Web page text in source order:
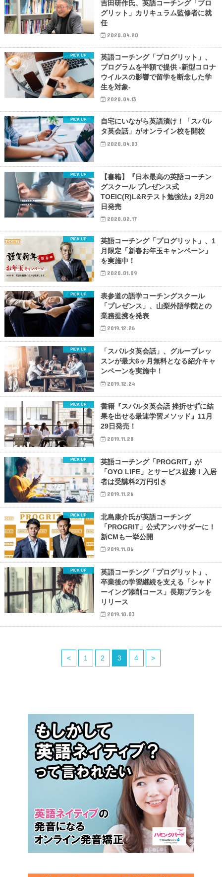
吉田研作氏、英語コーチング「プロ
グリット」カリキュラム監修者に就
任
2020.04.20
英語コーチング「プログリット」、
プログラムを半額で提供 -新型コロナ
ウイルスの影響で留学を断念した学
生を対象-
2020.04.13
自宅にいながら英語漬け！「スパル
タ英会話」がオンライン校を開校
2020.04.03
【書籍】『日本最高の英語コーチン
グスクール プレゼンス式
TOEIC(R)L&Rテスト勉強法』2月20
日発売
2020.02.17
英語コーチング「プログリット」、1
月限定「新春お年玉キャンペーン」
を実施中！
2020.01.09
表参道の語学コーチングスクール
「プレゼンス」、山梨外語学院との
業務提携を発表
2019.12.26
「スパルタ英会話」、グループレッ
スンが最大6ヶ月無料となる紹介キャ
ンペーンを実施中！
2019.12.24
書籍『スパルタ英会話 挫折せずに結
果を出せる最速学習メソッド』11月
29日発売！
2019.11.28
英語コーチング「PROGRIT」が
「OYO LIFE」とサービス提携！入居
者は受講料2万円引き
2019.11.26
北島康介氏が英語コーチング
「PROGRIT」公式アンバサダーに！
新CMも一挙公開
2019.11.06
英語コーチング「プログリット」、
卒業後の学習継続を支える「シャド
ーイング添削コース」長期プランを
リリース
2019.10.03
< 1 2 3 4 >